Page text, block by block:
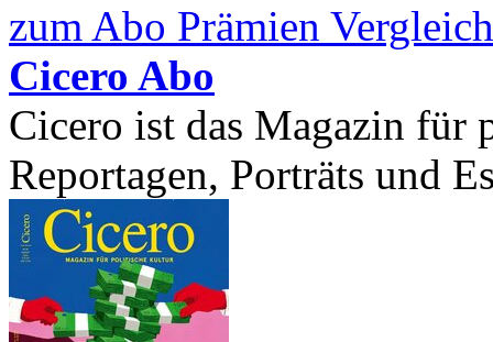
zum Abo Prämien
Cicero Abo
Cicero ist das Magazin für
Reportagen, Porträts und